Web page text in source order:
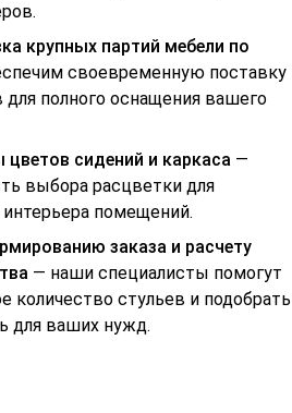
крупных партий мебели по
своевременную поставку
полного оснащения вашего
сидений и каркаса —
выбора расцветки для
помещений.
заказа и расчету
— наши специалисты помогут
количество стульев и подобрать
для ваших нужд.